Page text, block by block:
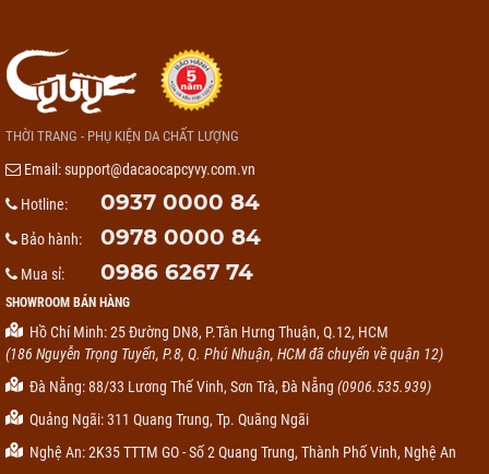
THỜI TRANG - PHỤ KIỆN DA CHẤT LƯỢNG
Email:support@dacaocapcyvy.com.vn
Hotline:
0937 0000 84
Bảo hành: 0978 0000 84
Mua sỉ: 0986 6267 74
SHOWROOM BÁN HÀNG
Hồ Chí Minh: 25 Đường DN8, P.Tân Hưng Thuận, Q.12, HCM
(186 Nguyễn Trọng Tuyển, P.8, Q. Phú Nhuận, HCM đã chuyển về quận 12)
Đà Nẵng: 88/33 Lương Thế Vinh, Sơn Trà, Đà Nẵng (0906.535.939)
Quảng Ngãi: 311 Quang Trung, Tp. Quãng Ngãi
Nghệ An: 2K35 TTTM GO - Số 2 Quang Trung, Thành Phố Vinh, Nghệ An